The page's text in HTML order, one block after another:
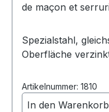
de maçon et
Spezialstahl,
Oberfläche
Artikelnummer: 1810
In den Warenkorb